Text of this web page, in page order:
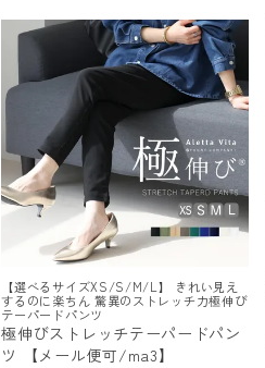
【選べるサイズXS/S/M/L】 きれい見え
するのに楽ちん 驚異のストレッチ力極伸び
テーパードパンツ
極伸びストレッチテーパードパン
ツ 【メール便可/ma3】